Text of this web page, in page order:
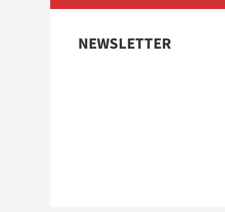
NEWSLETTER